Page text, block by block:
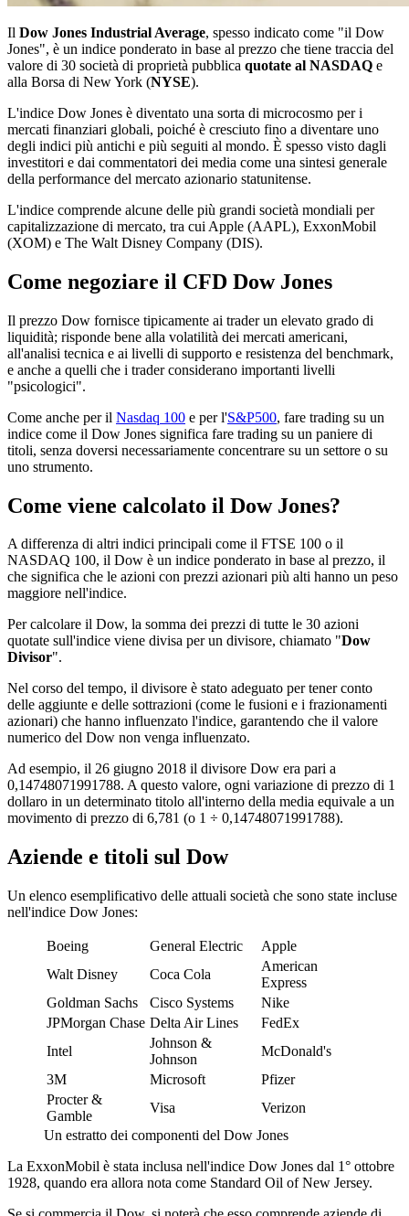
Il Dow Jones Industrial Average, spesso indicato come "il Dow
Jones", è un indice ponderato in base al prezzo che tiene traccia del
valore di 30 società di proprietà pubblica quotate al NASDAQ e
alla Borsa di New York (NYSE).
L'indice Dow Jones è diventato una sorta di microcosmo per i
mercati finanziari globali, poiché è cresciuto fino a diventare uno
degli indici più antichi e più seguiti al mondo. È spesso visto dagli
investitori e dai commentatori dei media come una sintesi generale
della performance del mercato azionario statunitense.
L'indice comprende alcune delle più grandi società mondiali per
capitalizzazione di mercato, tra cui Apple (AAPL), ExxonMobil
(XOM) e The Walt Disney Company (DIS).
Come negoziare il CFD Dow Jones
Il prezzo Dow fornisce tipicamente ai trader un elevato grado di
liquidità; risponde bene alla volatilità dei mercati americani,
all'analisi tecnica e ai livelli di supporto e resistenza del benchmark,
e anche a quelli che i trader considerano importanti livelli
"psicologici".
Come anche per il Nasdaq 100 e per l'S&P500, fare trading su un
indice come il Dow Jones significa fare trading su un paniere di
titoli, senza doversi necessariamente concentrare su un settore o su
uno strumento.
Come viene calcolato il Dow Jones?
A differenza di altri indici principali come il FTSE 100 o il
NASDAQ 100, il Dow è un indice ponderato in base al prezzo, il
che significa che le azioni con prezzi azionari più alti hanno un peso
maggiore nell'indice.
Per calcolare il Dow, la somma dei prezzi di tutte le 30 azioni
quotate sull'indice viene divisa per un divisore, chiamato "Dow
Divisor".
Nel corso del tempo, il divisore è stato adeguato per tener conto
delle aggiunte e delle sottrazioni (come le fusioni e i frazionamenti
azionari) che hanno influenzato l'indice, garantendo che il valore
numerico del Dow non venga influenzato.
Ad esempio, il 26 giugno 2018 il divisore Dow era pari a
0,14748071991788. A questo valore, ogni variazione di prezzo di 1
dollaro in un determinato titolo all'interno della media equivale a un
movimento di prezzo di 6,781 (o 1 ÷ 0,14748071991788).
Aziende e titoli sul Dow
Un elenco esemplificativo delle attuali società che sono state incluse
nell'indice Dow Jones:
Boeing General Electric
Apple
Walt Disney
Coca Cola
American
Express
Goldman Sachs
Cisco Systems
Nike
JPMorgan Chase Delta Air Lines
FedEx
Intel
Johnson &
Johnson
McDonald's
3M
Microsoft
Pfizer
Procter &
Gamble
Visa
Verizon
Un estratto dei componenti del Dow Jones
La ExxonMobil è stata inclusa nell'indice Dow Jones dal 1° ottobre
1928, quando era allora nota come Standard Oil of New Jersey.